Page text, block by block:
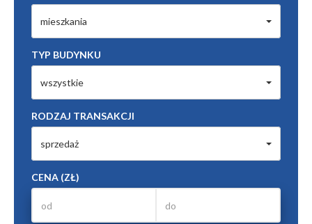
mieszkania
TYP BUDYNKU
wszystkie
RODZAJ TRANSAKCJI
sprzedaż
CENA (ZŁ)